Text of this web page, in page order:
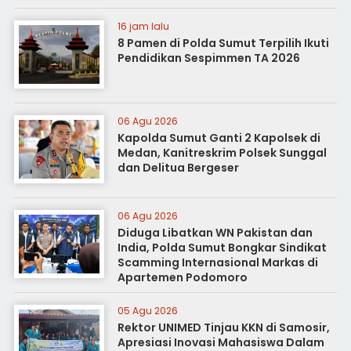
16 jam lalu
8 Pamen di Polda Sumut Terpilih Ikuti
Pendidikan Sespimmen TA 2026
06 Agu 2026
Kapolda Sumut Ganti 2 Kapolsek di
Medan, Kanitreskrim Polsek Sunggal
dan Delitua Bergeser
06 Agu 2026
Diduga Libatkan WN Pakistan dan
India, Polda Sumut Bongkar Sindikat
Scamming Internasional Markas di
Apartemen Podomoro
05 Agu 2026
Rektor UNIMED Tinjau KKN di Samosir,
Apresiasi Inovasi Mahasiswa Dalam